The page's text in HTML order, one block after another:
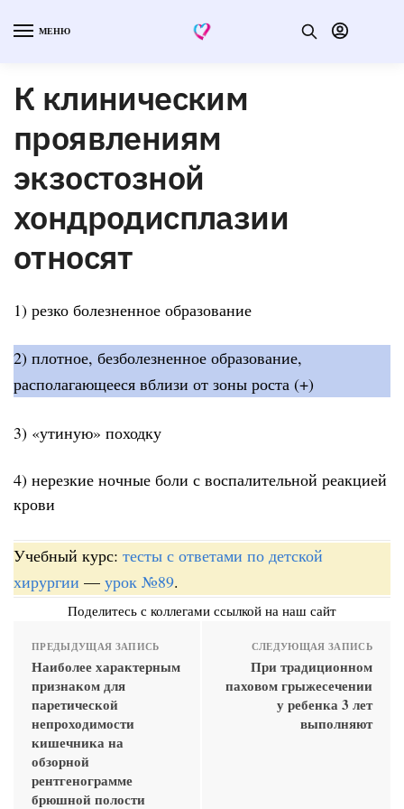
МЕНЮ
К клиническим
проявлениям
экзостозной
хондродисплазии
относят
1) резко болезненное образование
2) плотное, безболезненное образование,
располагающееся вблизи от зоны роста (+)
3) «утиную» походку
4) нерезкие ночные боли с воспалительной реакцией
крови
Учебный курс: тесты с ответами по детской
хирургии — урок №89.
Поделитесь с коллегами ссылкой на наш сайт
ПРЕДЫДУЩАЯ ЗАПИСЬ
Наиболее характерным
признаком для
паретической
непроходимости
кишечника на
обзорной
рентгенограмме
брюшной полости
СЛЕДУЮЩАЯ ЗАПИСЬ
При традиционном
паховом грыжесечении
у ребенка 3 лет
выполняют